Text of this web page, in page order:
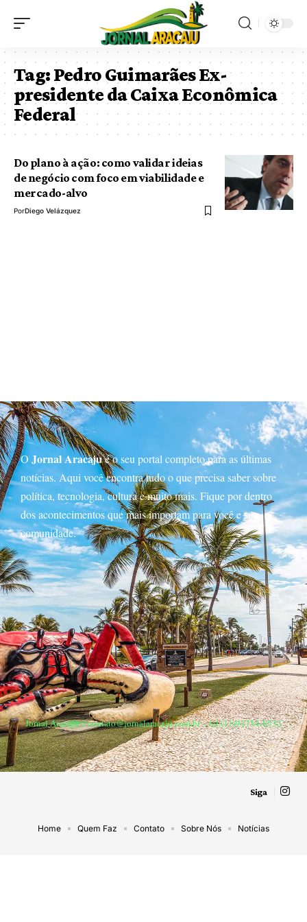
Tag:Pedro Guimarães Ex-
presidente da Caixa Econômica
Federal
Do plano à ação: como validar ideias
de negócio com foco em viabilidade e
mercado-alvo
PorDiego Velázquez
O Jornal Aracajué o seu portal completo para as últimas
notícias. Aqui você encontra tudo o que precisa saber sobre
política, tecnologia, cultura e muito mais. Fique por dentro
dos acontecimentos que mais importam para você e sua
comunidade.
Jornal Aracaju –contato@jornalaracaju.com.br– tel.(11)91754-6532
Siga
Home Quem Faz Contato Sobre Nós Notícias